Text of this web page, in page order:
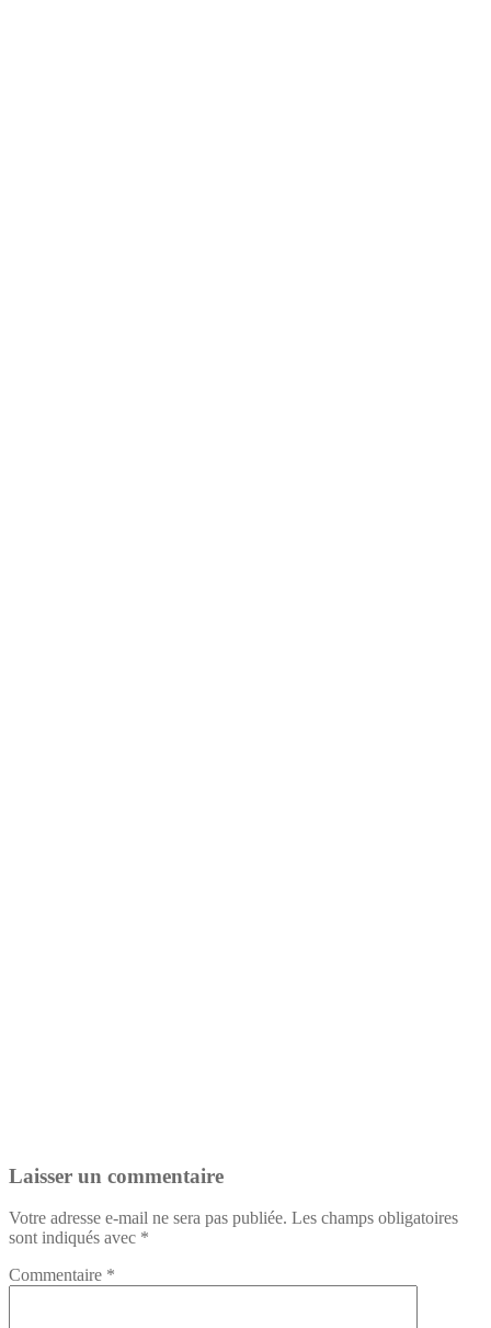
Laisser un commentaire
Votre adresse e-mail ne sera pas publiée. Les champs obligatoires
sont indiqués avec *
Commentaire *